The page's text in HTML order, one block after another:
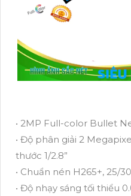
• 2MP Full-color Bullet
• Độ phân giải 2
thước 1/2.8”
• Chuẩn nén H265+, 25/
• Độ nhạy sáng tối thiểu